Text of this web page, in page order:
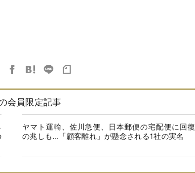
会員限定記事
ヤマト運輸、佐川急便、日本郵便の宅配便に回復
の兆しも...「顧客離れ」が懸念される1社の実名